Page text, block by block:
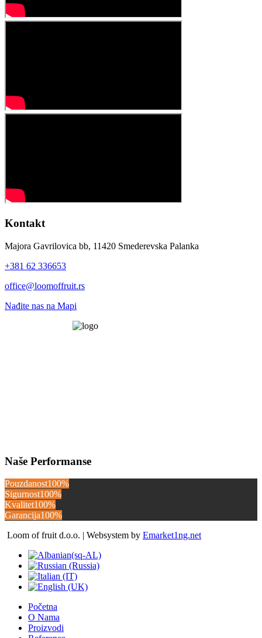
Kontakt
Majora Gavrilovica bb, 11420 Smederevska Palanka
+381 62 336653
office@loomoffruit.rs
Nađite nas na Mapi
Naše Performanse
Pouzdanost100%
Sigurnost100%
Kvalitet100%
Garancija100%
Loom of fruit d.o.o. | Websystem by Emarket1ng.net
Početna
O Nama
Proizvodi